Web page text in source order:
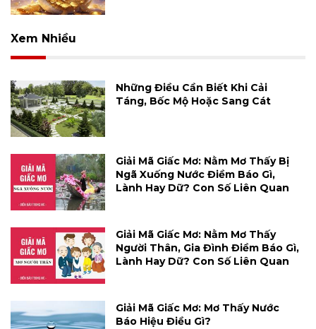
Xem Nhiều
Những Điều Cần Biết Khi Cải
Táng, Bốc Mộ Hoặc Sang Cát
Giải Mã Giấc Mơ: Nằm Mơ Thấy Bị
Ngã Xuống Nước Điềm Báo Gì,
Lành Hay Dữ? Con Số Liên Quan
Giải Mã Giấc Mơ: Nằm Mơ Thấy
Người Thân, Gia Đình Điềm Báo Gì,
Lành Hay Dữ? Con Số Liên Quan
Giải Mã Giấc Mơ: Mơ Thấy Nước
Báo Hiệu Điều Gì?